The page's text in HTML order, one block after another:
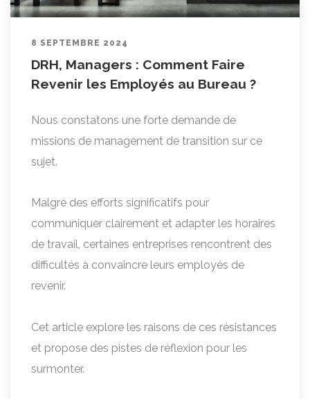
8 SEPTEMBRE 2024
DRH, Managers : Comment Faire
Revenir les Employés au Bureau ?
Nous constatons une forte demande de
missions de management de transition sur ce
sujet.
Malgré des efforts significatifs pour
communiquer clairement et adapter les horaires
de travail, certaines entreprises rencontrent des
difficultés à convaincre leurs employés de
revenir.
Cet article explore les raisons de ces résistances
et propose des pistes de réflexion pour les
surmonter.